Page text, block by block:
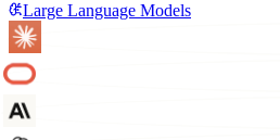
Large Language Models